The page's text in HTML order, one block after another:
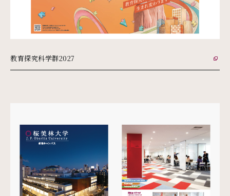
教育探究科学群2027
PDFファイル